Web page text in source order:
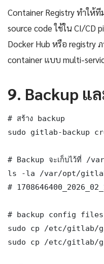
Container Registry ทำให้ที
source code ใช้ใน CI/CD
Docker Hub หรือ registry
container แบบ multi-
9. Backup แ
# สร้าง backup
sudo gitlab-backup
# Backup จะเก็บไว้ที่ /
ls -la /var/opt/
#
# backup config files
sudo cp /etc/gitlab/
sudo cp /etc/gitlab/